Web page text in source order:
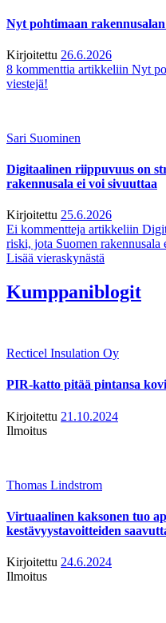
Nyt pohtimaan
Kirjoitettu 26.6.2026
8 kommenttia artikkeliin Nyt
viestejä!
Sari Suominen
Digitaalinen riippuvuus on
rakennusala ei voi sivuuttaa
Kirjoitettu 25.6.2026
Ei kommentteja artikkeliin
riski, jota Suomen rakennusala
Lisää vieraskynästä
Kumppaniblogit
Recticel Insulation Oy
PIR-katto pitää pintansa
Kirjoitettu 21.10.2024
Ilmoitus
Thomas Lindstrom
Virtuaalinen kaksonen tuo
kestävyystavoitteiden
Kirjoitettu 24.6.2024
Ilmoitus